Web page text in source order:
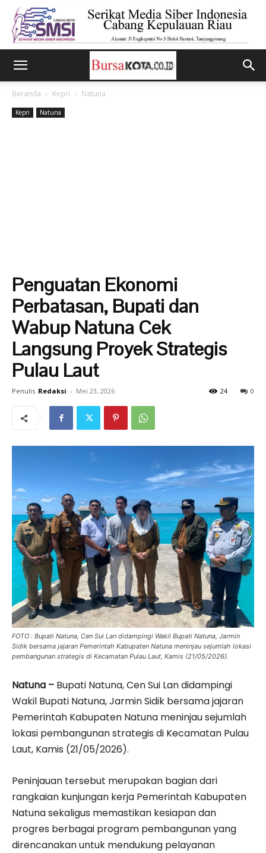
Beranda Kepri Natuna
Kepri Natuna
Penguatan Ekonomi
Perbatasan, Bupati dan
Wabup Natuna Cek
Langsung Proyek Strategis
Pulau Laut
Penulis Redaksi - Mei 23, 2026 0
24
FOTO : Bupati Natuna, Cen Sui Lan didampingi Wakil Bupati Natuna, Jarmin
Sidik bersama jajaran Pemerintah Kabupaten Natuna meninjau sejumlah lokasi
pembangunan strategis di Kecamatan Pulau Laut, Kamis (21/05/2026).
Natuna – Bupati Natuna, Cen Sui Lan didampingi
Wakil Bupati Natuna, Jarmin Sidik bersama jajaran
Pemerintah Kabupaten Natuna meninjau sejumlah
lokasi pembangunan strategis di Kecamatan Pulau
Laut, Kamis (21/05/2026).
Peninjauan tersebut merupakan bagian dari
rangkaian kunjungan kerja Pemerintah Kabupaten
Natuna sekaligus memastikan kesiapan dan
progres berbagai program pembangunan yang
direncanakan untuk mendukung pelayanan